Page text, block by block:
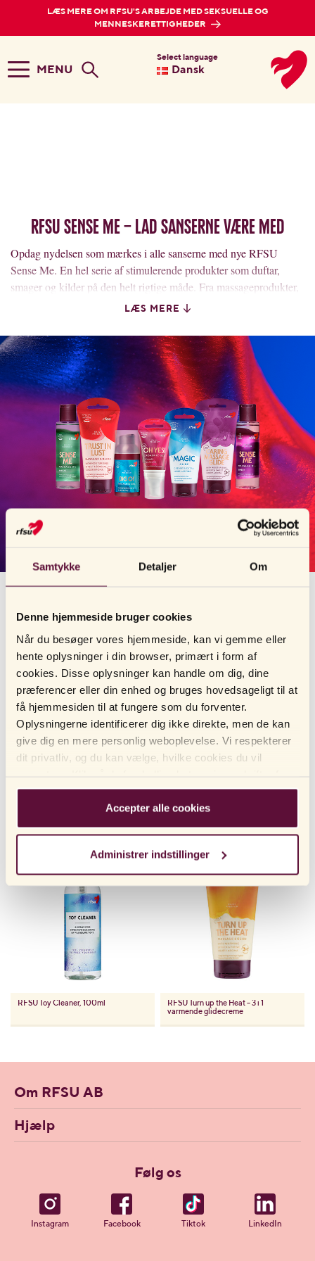
Samtykke Detaljer Om
Denne hjemmeside bruger cookies
Når du besøger vores hjemmeside, kan vi gemme eller
hente oplysninger i din browser, primært i form af
cookies. Disse oplysninger kan handle om dig, dine
præferencer eller din enhed og bruges hovedsageligt til at
få hjemmesiden til at fungere som du forventer.
Oplysningerne identificerer dig ikke direkte, men de kan
give dig en mere personlig weboplevelse. Vi respekterer
dit privatliv, og du kan vælge, hvilke cookies du vil
at finde ud af mere og ændre vores standardindstillinger.
Bemærk venligst, at blokering af cookies kan påvirke din
oplevelse af hjemmesiden og de tjenester, vi tilbyder.
brugen af ​​cookies, kan du altid slette dem ved at
navigere til privatlivsindstillingerne i din browser.
Accepter alle cookies
Administrer indstillinger
LÆS MERE OM RFSU'S ARBEJDE MED SEKSUELLE OG
MENNESKERETTIGHEDER
MENU
Select language
Dansk
RFSU SENSE ME – Lad sanserne være med
Opdag nydelsen som mærkes i alle sanserne med nye RFSU
Sense Me. En hel serie af stimulerende produkter som duftar,
smager og kilder på den helt rigtige måde. Fra massageprodukter,
orgasmegels og glidecreme til alles stil og smag.
gælder sex?Det er i hjernen beslutningen om du vil have sex eller
ikke tages. I hjernen koordineres sanseindtryk som syn, lugt,
smag, hørsel og følelse og alle disse indtryk er vigtige for lysten og
liderligheden. Hjernen styrer også følelsen og oplevelserne af sex.
I hjernebarken (cortex) findes et center for følelsesindtryk fra
kønnet, og i hypotalamus er der et lystcenter.
Lysten og feel-good følelsen, som man har brug for ved sex, styres
af hjernen og kan forsvinde lige så hurtigt som den kan dukke op,
for eksempel hvis du blir forstyrret i din følelse lige når du
begynder at blive liderlig. At du besøger os og læser denne tekst
øger chancen for både sex og nydelse – så væk alle sanserne og
LÆS MERE
Orgasmecreme
RFSU Toy Cleaner, 100ml RFSU Turn up the Heat – 3 i 1
varmende glidecreme
Om RFSU AB
Hjælp
Følg os
Instagram Facebook Tiktok LinkedIn